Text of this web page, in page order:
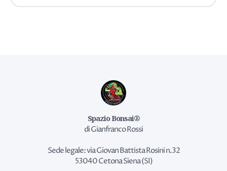
Spazio Bonsai®
di Gianfranco Rossi
Sede legale: via Giovan Battista Rosini n.32
53040 Cetona Siena (SI)